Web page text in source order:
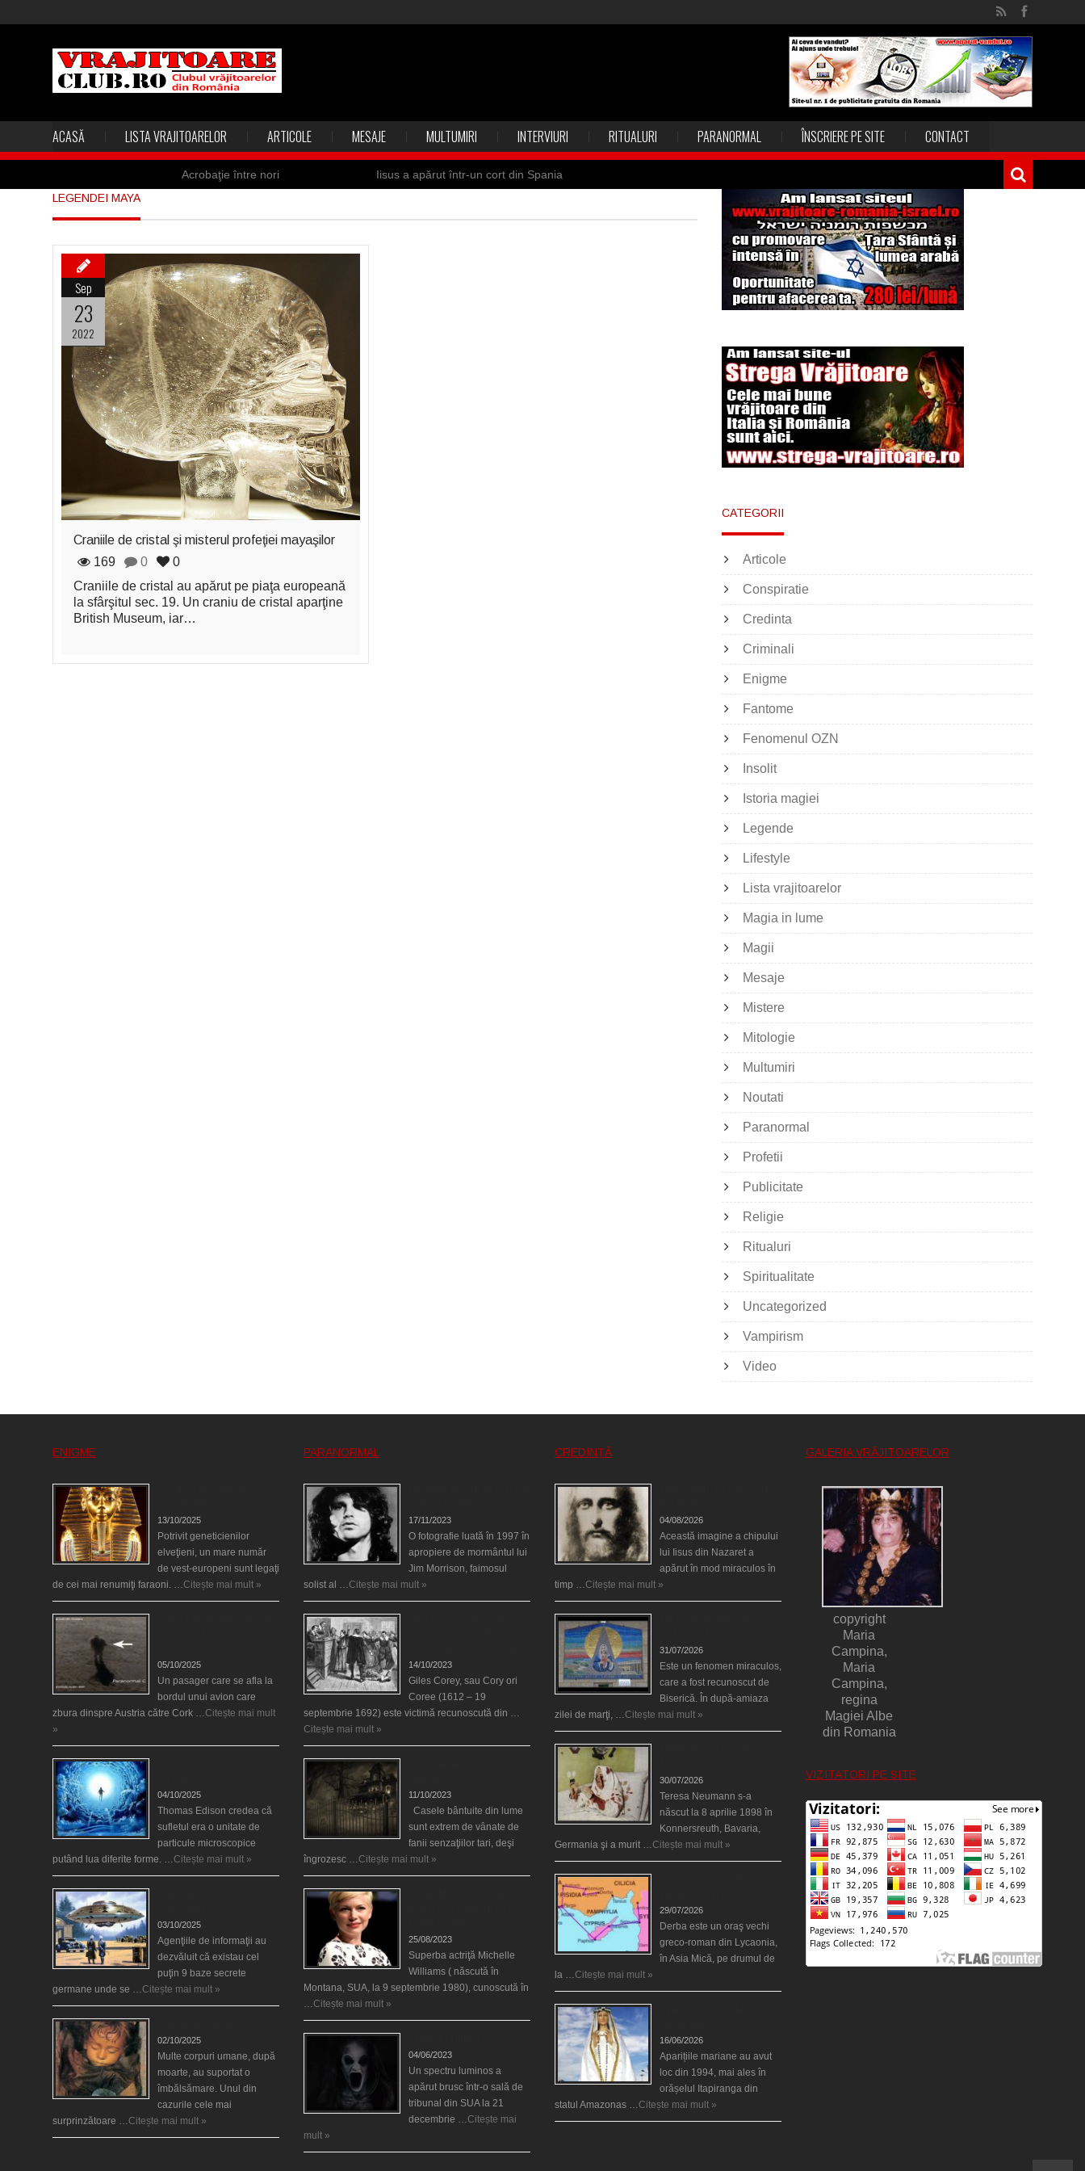
ACASĂ LISTA VRAJITOARELOR ARTICOLE MESAJE MULTUMIRI INTERVIURI RITUALURI PARANORMAL ÎNSCRIERE PE SITE CONTACT
Acrobaţie între nori Iisus a apărut într-un cort din Spania
Magia în Thailanda
Derba, un oraş misterios vizitat şi de sfântul Petre
Şi-a vândut soţia pentru un ritual de magie neagră
LEGENDEI MAYA
Sep
23
2022
Craniile de cristal şi misterul profeţiei mayaşilor
169
0
0
Craniile de cristal au apărut pe piaţa europeană
la sfârşitul sec. 19. Un craniu de cristal aparţine
British Museum, iar…
CATEGORII
Articole
Conspiratie
Credinta
Criminali
Enigme
Fantome
Fenomenul OZN
Insolit
Istoria magiei
Legende
Lifestyle
Lista vrajitoarelor
Magia in lume
Magii
Mesaje
Mistere
Mitologie
Multumiri
Noutati
Paranormal
Profetii
Publicitate
Religie
Ritualuri
Spiritualitate
Uncategorized
Vampirism
Video
ENIGME
13/10/2025
Potrivit geneticienilor
elveţieni, un mare număr
de vest-europeni sunt legaţi
de cei mai renumiţi faraoni. …Citește mai mult »
05/10/2025
Un pasager care se afla la
bordul unui avion care
zbura dinspre Austria către Cork …Citește mai mult
»
04/10/2025
Thomas Edison credea că
sufletul era o unitate de
particule microscopice
putând lua diferite forme. …Citește mai mult »
03/10/2025
Agenţiile de informaţii au
dezvăluit că existau cel
puţin 9 baze secrete
germane unde se …Citește mai mult »
02/10/2025
Multe corpuri umane, după
moarte, au suportat o
îmbălsămare. Unul din
cazurile cele mai
surprinzătoare …Citește mai mult »
PARANORMAL
17/11/2023
O fotografie luată în 1997 în
apropiere de mormântul lui
Jim Morrison, faimosul
solist al …Citește mai mult »
14/10/2023
Giles Corey, sau Cory ori
Coree (1612 – 19
septembrie 1692) este victimă recunoscută din …
Citește mai mult »
11/10/2023
Casele bântuite din lume
sunt extrem de vânate de
fanii senzaţiilor tari, deşi
îngrozesc …Citește mai mult »
25/08/2023
Superba actriţă Michelle
Williams ( născută în
Montana, SUA, la 9 septembrie 1980), cunoscută în
…Citește mai mult »
04/06/2023
Un spectru luminos a
apărut brusc într-o sală de
tribunal din SUA la 21
decembrie …Citește mai
mult »
CREDINȚĂ
04/08/2026
Această imagine a chipului
lui Iisus din Nazaret a
apărut în mod miraculos în
timp …Citește mai mult »
31/07/2026
Este un fenomen miraculos,
care a fost recunoscut de
Biserică. În după-amiaza
zilei de marţi, …Citește mai mult »
30/07/2026
Teresa Neumann s-a
născut la 8 aprilie 1898 în
Konnersreuth, Bavaria,
Germania şi a murit …Citește mai mult »
29/07/2026
Derba este un oraş vechi
greco-roman din Lycaonia,
în Asia Mică, pe drumul de
la …Citește mai mult »
16/06/2026
Aparițiile mariane au avut
loc din 1994, mai ales în
orășelul Itapiranga din
statul Amazonas …Citește mai mult »
GALERIA VRĂJITOARELOR
copyright
Maria
Campina,
Maria
Campina,
regina
Magiei Albe
din Romania
VIZITATORI PE SITE